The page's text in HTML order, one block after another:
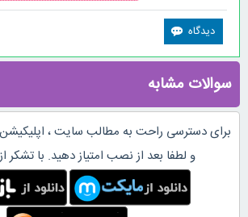
سوالات مشابه
برای دسترسی راحت به مطالب سایت ،
و لطفا بعد از نصب امتیاز دهید. با تشکر